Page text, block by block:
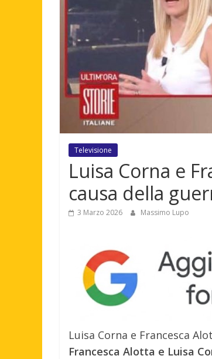
Televisione
Luisa Corna e
causa della
3 Marzo 2026 Massimo Lupo
Luisa Corna e Francesca
Francesca Alotta e Luisa